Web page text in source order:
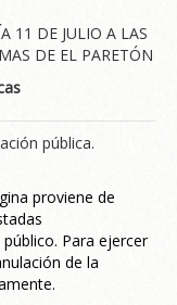
11 DE JULIO A LAS
DE EL PARETÓN
pública.
proviene de
Para ejercer
de la